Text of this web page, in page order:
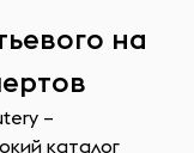
на
–
каталог